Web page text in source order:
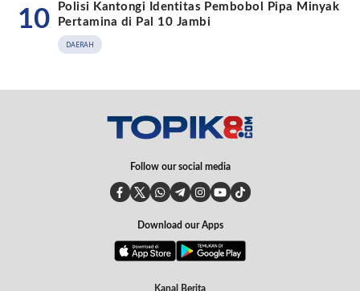
10
Polisi Kantongi Identitas Pembobol Pipa Minyak
Pertamina di Pal 10 Jambi
DAERAH
Follow our social media
Download our Apps
Kanal Berita